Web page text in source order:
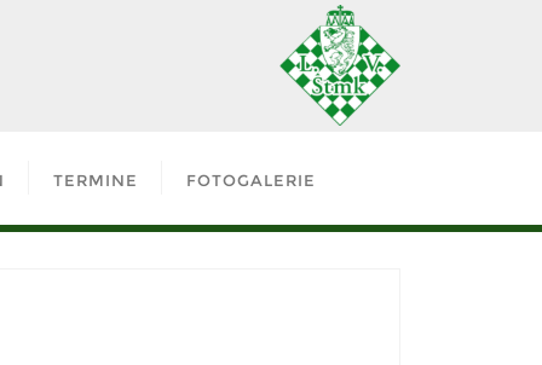
TERMINE FOTOGALERIE